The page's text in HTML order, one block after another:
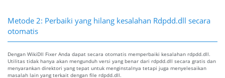
Metode 2: Perbaiki yang hilang kesalahan Rdpdd.dll secara
otomatis
Dengan WikiDll Fixer Anda dapat secara otomatis memperbaiki kesalahan rdpdd.dll.
Utilitas tidak hanya akan mengunduh versi yang benar dari rdpdd.dll secara gratis dan
menyarankan direktori yang tepat untuk menginstalnya tetapi juga menyelesaikan
masalah lain yang terkait dengan file rdpdd.dll.